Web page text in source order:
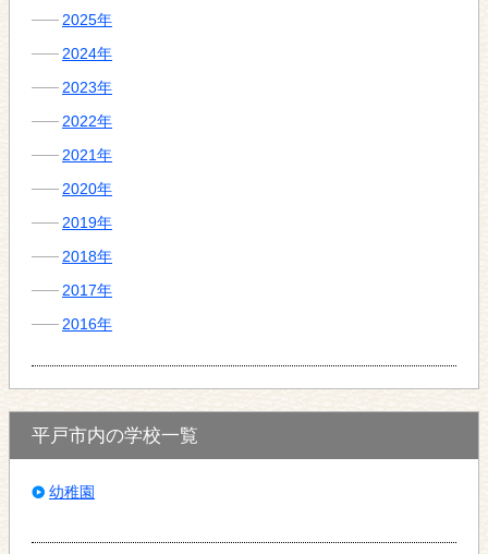
2025年
2024年
2023年
2022年
2021年
2020年
2019年
2018年
2017年
2016年
平戸市内の学校一覧
幼稚園